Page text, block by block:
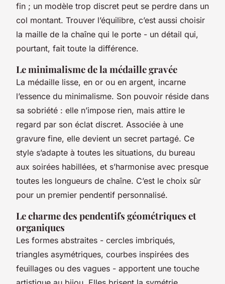
fin ; un modèle trop discret peut se perdre dans un
col montant. Trouver l’équilibre, c’est aussi choisir
la maille de la chaîne qui le porte - un détail qui,
pourtant, fait toute la différence.
Le minimalisme de la médaille gravée
La médaille lisse, en or ou en argent, incarne
l’essence du minimalisme. Son pouvoir réside dans
sa sobriété : elle n’impose rien, mais attire le
regard par son éclat discret. Associée à une
gravure fine, elle devient un secret partagé. Ce
style s’adapte à toutes les situations, du bureau
aux soirées habillées, et s’harmonise avec presque
toutes les longueurs de chaîne. C’est le choix sûr
pour un premier pendentif personnalisé.
Le charme des pendentifs géométriques et
organiques
Les formes abstraites - cercles imbriqués,
triangles asymétriques, courbes inspirées des
feuillages ou des vagues - apportent une touche